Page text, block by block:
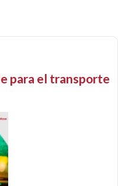
para el transporte